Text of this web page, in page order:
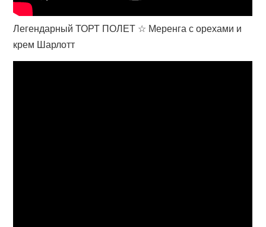
Легендарный ТОРТ ПОЛЕТ ☆ Меренга с орехами и
крем Шарлотт